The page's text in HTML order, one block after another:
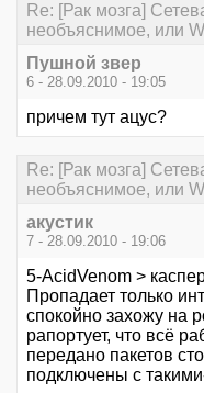
Re: [Рак мозга]
необъяснимое, или
Пушной звер
6 - 28.09.2010 - 19:05
причем тут ацус?
Re: [Рак мозга]
необъяснимое, или
акустик
7 - 28.09.2010 - 19:06
5-AcidVenom >
Пропадает только
спокойно захожу на
рапортует, что всё
передано пакетов
подключены с